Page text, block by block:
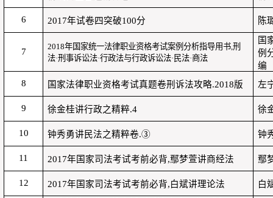
6 2017年试卷四突破100分 陈
7
2018年国家统一法律职业资格考试案例分析指导用书,刑
法·刑事诉讼法·行政法与行政诉讼法·民法·商法
国
例
编
8
国家法律职业资格考试真题卷刑诉法攻略.2018版 左
9 徐金桂讲行政之精粹.4 徐
10 钟秀勇讲民法之精粹卷.③ 钟
11 2017年国家司法考试考前必背,鄢梦萱讲商经法 鄢
12 2017年国家司法考试考前必背,白斌讲理论法 白